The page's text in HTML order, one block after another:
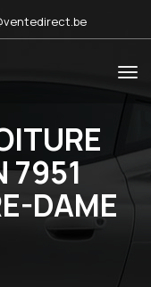
7951
DAME